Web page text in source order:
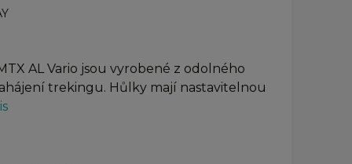
AL Vario jsou vyrobené z odolného
trekingu. Hůlky mají nastavitelnou